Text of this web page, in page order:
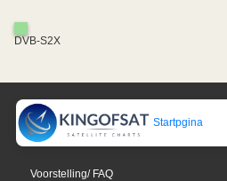
DVB-S2X
Startpgina
Voorstelling/ FAQ